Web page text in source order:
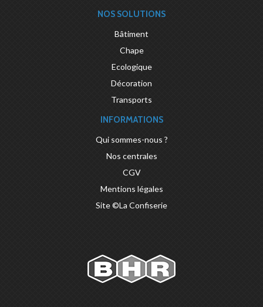
NOS SOLUTIONS
Bâtiment
Chape
Ecologique
Décoration
Transports
INFORMATIONS
Qui sommes-nous ?
Nos centrales
CGV
Mentions légales
Site ©La Confiserie